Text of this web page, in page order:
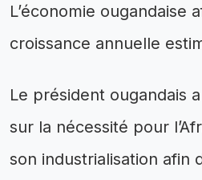
L’économie ougandaise
croissance annuelle
Le président ougandais
sur la nécessité pour
son industrialisation afin